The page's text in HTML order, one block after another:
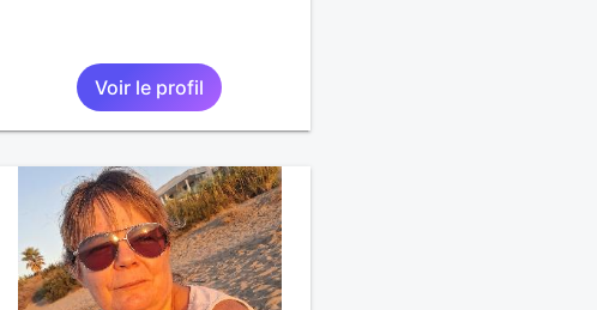
Voir le profil